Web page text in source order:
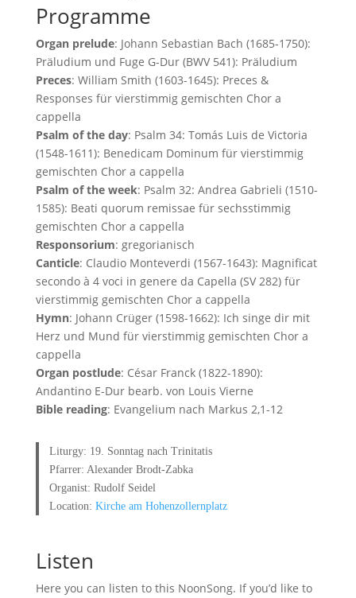
Programme
Organ prelude: Johann Sebastian Bach (1685-1750):
Präludium und Fuge G-Dur (BWV 541): Präludium
Preces: William Smith (1603-1645): Preces &
Responses für vierstimmig gemischten Chor a
cappella
Psalm of the day: Psalm 34: Tomás Luis de Victoria
(1548-1611): Benedicam Dominum für vierstimmig
gemischten Chor a cappella
Psalm of the week: Psalm 32: Andrea Gabrieli (1510-
1585): Beati quorum remissae für sechsstimmig
gemischten Chor a cappella
Responsorium: gregorianisch
Canticle: Claudio Monteverdi (1567-1643): Magnificat
secondo à 4 voci in genere da Capella (SV 282) für
vierstimmig gemischten Chor a cappella
Hymn: Johann Crüger (1598-1662): Ich singe dir mit
Herz und Mund für vierstimmig gemischten Chor a
cappella
Organ postlude: César Franck (1822-1890):
Andantino E-Dur bearb. von Louis Vierne
Bible reading: Evangelium nach Markus 2,1-12
Liturgy: 19. Sonntag nach Trinitatis
Pfarrer: Alexander Brodt-Zabka
Organist: Rudolf Seidel
Location:Kirche am Hohenzollernplatz
Listen
Here you can listen to this NoonSong. If you’d like to